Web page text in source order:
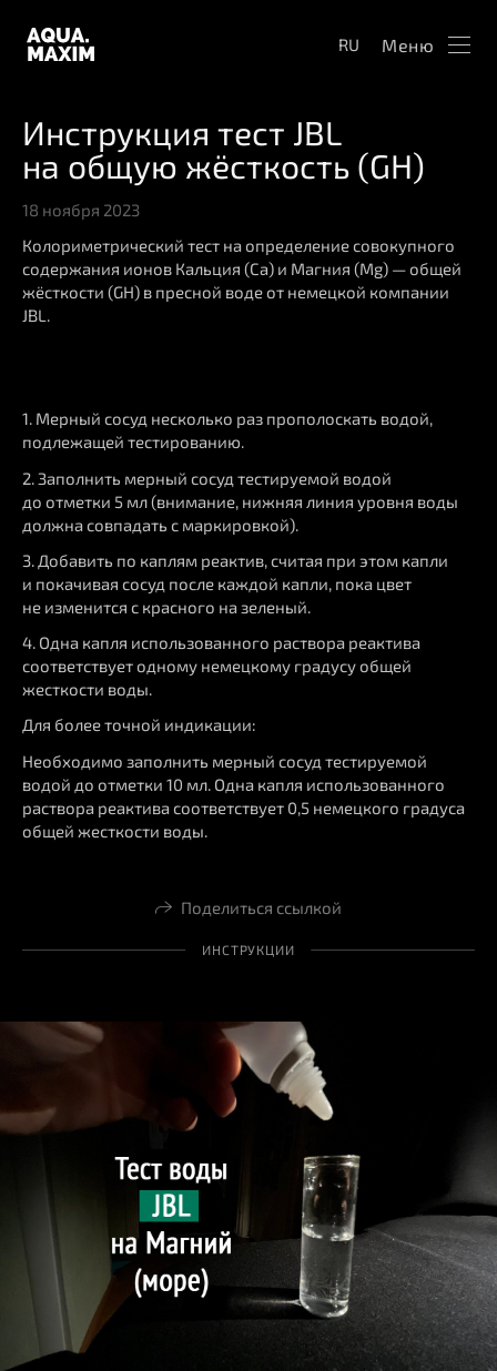
RU Меню
Инструкция тест JBL
на общую жёсткость (GH)
18 ноября 2023
Колориметрический тест на определение совокупного
содержания ионов Кальция (Ca) и Магния (Mg) — общей
жёсткости (GH) в пресной воде от немецкой компании
JBL.
1. Мерный сосуд несколько раз прополоскать водой,
подлежащей тестированию.
2. Заполнить мерный сосуд тестируемой водой
до отметки 5 мл (внимание, нижняя линия уровня воды
должна совпадать с маркировкой).
3. Добавить по каплям реактив, считая при этом капли
и покачивая сосуд после каждой капли, пока цвет
не изменится с красного на зеленый.
4. Одна капля использованного раствора реактива
соответствует одному немецкому градусу общей
жесткости воды.
Для более точной индикации:
Необходимо заполнить мерный сосуд тестируемой
водой до отметки 10 мл. Одна капля использованного
раствора реактива соответствует 0,5 немецкого градуса
общей жесткости воды.
Поделиться ссылкой
ИНСТРУКЦИИ